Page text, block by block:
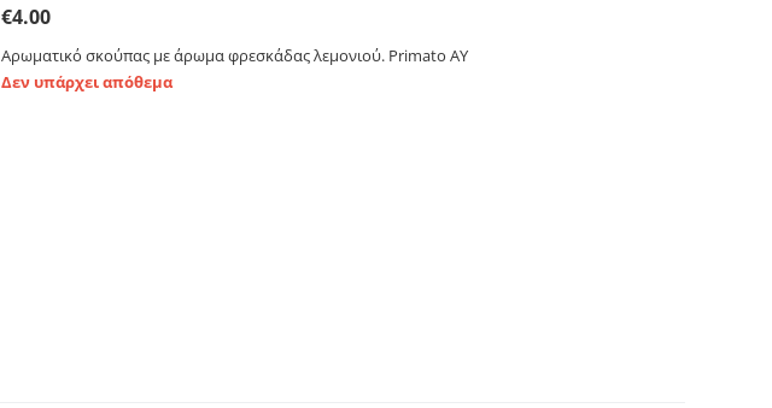
€4.00
Αρωματικό σκούπας με άρωμα φρεσκάδας λεμονιού. Primato ΑΥ
Δεν υπάρχει απόθεμα